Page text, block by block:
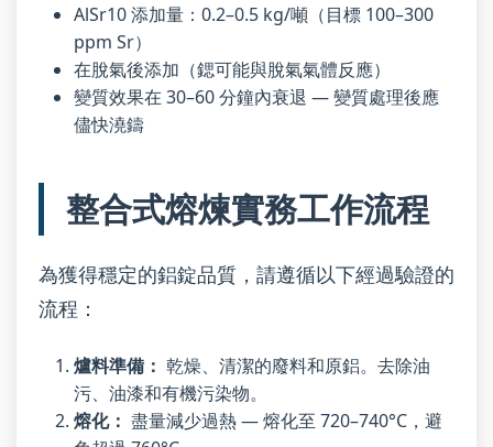
AlSr10 添加量：0.2–0.5 kg/噸（目標 100–300
ppm Sr）
在脫氣後添加（鍶可能與脫氣氣體反應）
變質效果在 30–60 分鐘內衰退 — 變質處理後應
儘快澆鑄
整合式熔煉實務工作流程
為獲得穩定的鋁錠品質，請遵循以下經過驗證的
流程：
爐料準備： 乾燥、清潔的廢料和原鋁。去除油
污、油漆和有機污染物。
熔化： 盡量減少過熱 — 熔化至 720–740°C，避